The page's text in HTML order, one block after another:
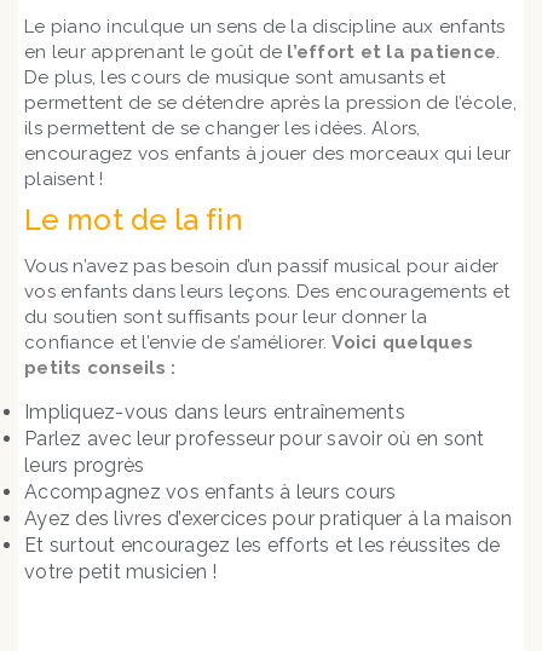
Le piano inculque un sens de la discipline aux enfants
en leur apprenant le goût de l’effort et la patience.
De plus, les cours de musique sont amusants et
permettent de se détendre après la pression de l’école,
ils permettent de se changer les idées. Alors,
encouragez vos enfants à jouer des morceaux qui leur
plaisent !
Le mot de la fin
Vous n’avez pas besoin d’un passif musical pour aider
vos enfants dans leurs leçons. Des encouragements et
du soutien sont suffisants pour leur donner la
confiance et l’envie de s’améliorer.Voici quelques
petits conseils :
Impliquez-vous dans leurs entraînements
Parlez avec leur professeur pour savoir où en sont
leurs progrès
Accompagnez vos enfants à leurs cours
Ayez des livres d’exercices pour pratiquer à la maison
Et surtout encouragez les efforts et les réussites de
votre petit musicien !